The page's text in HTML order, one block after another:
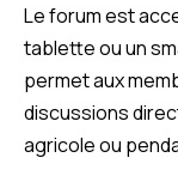
Le forum est
tablette ou un
permet aux
discussions
agricole ou